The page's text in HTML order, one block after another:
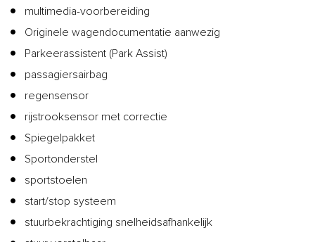
multimedia-voorbereiding
Originele wagendocumentatie aanwezig
Parkeerassistent (Park Assist)
passagiersairbag
regensensor
rijstrooksensor met correctie
Spiegelpakket
Sportonderstel
sportstoelen
start/stop systeem
stuurbekrachtiging snelheidsafhankelijk